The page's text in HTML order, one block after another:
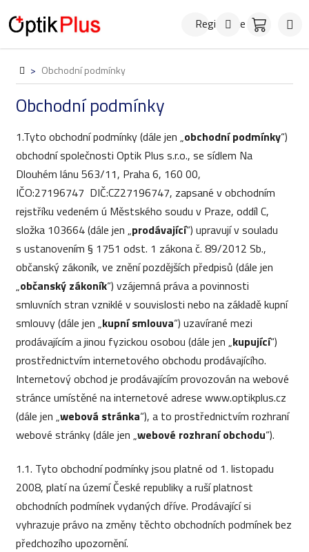
na
obsah
RegistraceHledat
Domů
> Obchodní podmínky
Obchodní podmínky
1.Tyto obchodní podmínky (dále jen „obchodní podmínky“)
obchodní společnosti Optik Plus s.r.o., se sídlem Na
Dlouhém lánu 563/11, Praha 6, 160 00,
IČO:27196747 DIČ:CZ27196747, zapsané v obchodním
rejstříku vedeném ú Městského soudu v Praze, oddíl C,
složka 103664 (dále jen „prodávající“) upravují v souladu
s ustanovením § 1751 odst. 1 zákona č. 89/2012 Sb.,
občanský zákoník, ve znění pozdějších předpisů (dále jen
„občanský zákoník“) vzájemná práva a povinnosti
smluvních stran vzniklé v souvislosti nebo na základě kupní
smlouvy (dále jen „kupní smlouva“) uzavírané mezi
prodávajícím a jinou fyzickou osobou (dále jen „kupující“)
prostřednictvím internetového obchodu prodávajícího.
Internetový obchod je prodávajícím provozován na webové
stránce umístěné na internetové adrese www.optikplus.cz
(dále jen „webová stránka“), a to prostřednictvím rozhraní
webové stránky (dále jen „webové rozhraní obchodu“).
1.1. Tyto obchodní podmínky jsou platné od 1. listopadu
2008, platí na území České republiky a ruší platnost
obchodních podmínek vydaných dříve. Prodávající si
vyhrazuje právo na změny těchto obchodních podmínek bez
předchozího upozornění.